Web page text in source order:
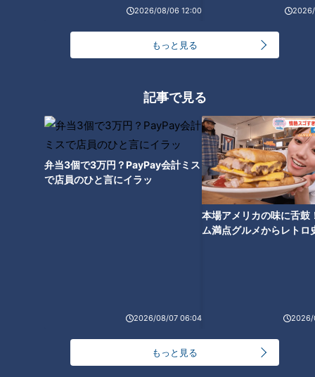
2026/08/06 12:00
もっと見る
記事で見る
弁当3個で3万円？PayPay会計ミス
で店員のひと言にイラッ
2026/08/07 06:04
本場アメリカの味に舌鼓
ム満点グルメからレトロ
2026/
もっと見る
2026/08/07 12:19
アジア大会のボランティアにユニフォーム配布 ｢頑
張らなきゃと実感が湧いた｣ 名古屋･中区の愛知県
パソコンに18歳未満の女の子の裸が写った画像を所
持か ｢性的好奇心を満たす目的｣ 小学校講師の38歳
男を逮捕 自宅からはAIで生成したとみられる性的
画像も
2026/08/07 11:57
男性を救った携帯ショップ店員の機転 ｢まさか自分
が…｣ “ニセ警察詐欺”を間一髪で防ぐ 被害者が語る
2026/08/07 11:53
個人情報の取扱いについてはこちらをご覧ください。
特定個人情報等（マイナンバー）の取扱いについてはこちらをご覧くださ
本サイトに掲載されている全ての画像、文章、データの無断転用、転載をお